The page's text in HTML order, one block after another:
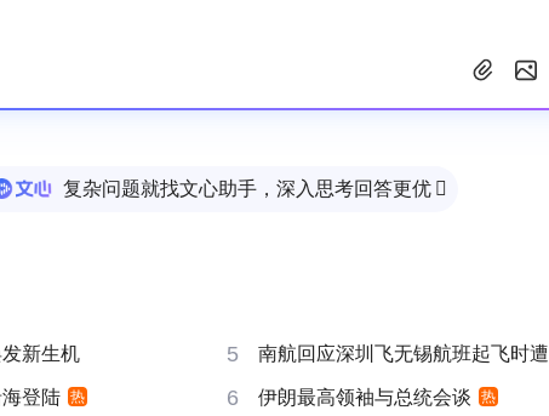
复杂问题就找文心助手，深入思考回答更优 
新生机 5 南航回应深圳飞无锡航班起飞时遭雷击
登陆 热 6 伊朗最高领袖与总统会谈 热